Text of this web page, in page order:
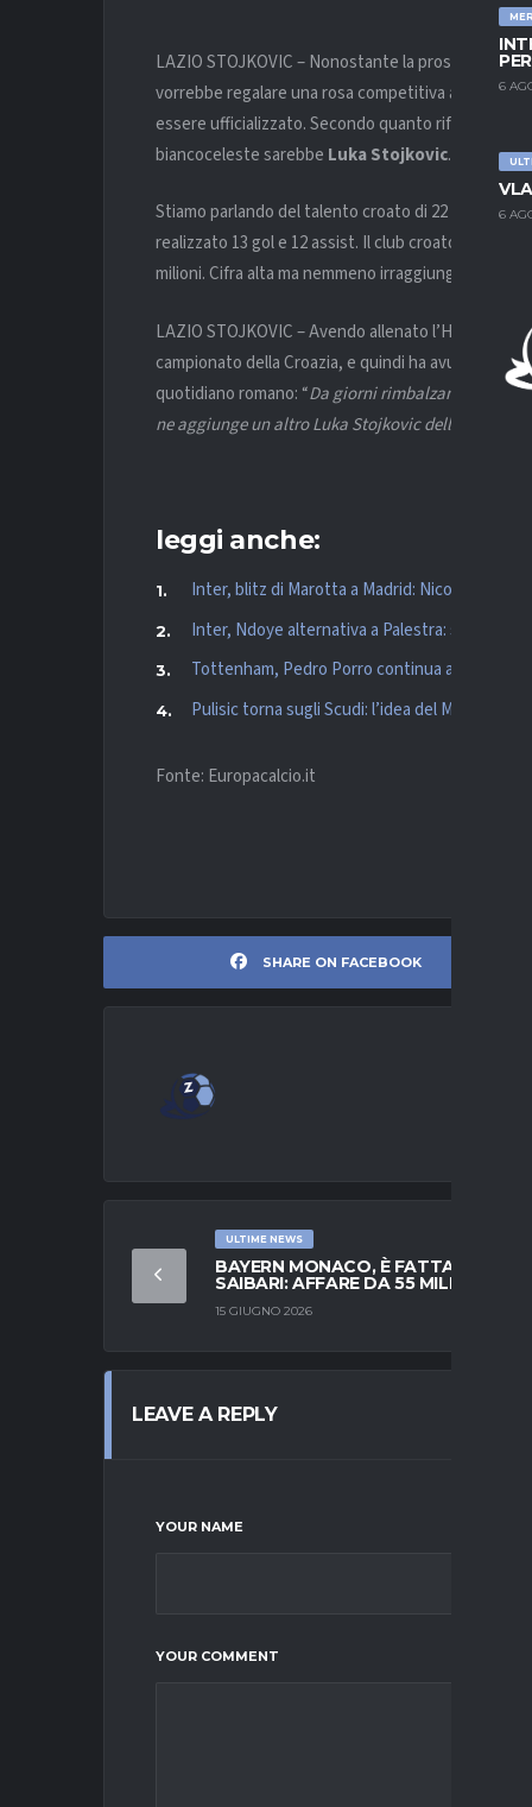
6
6
LAZIO STOJKOVIC – Nonostante la prosecuzione
vorrebbe regalare una rosa competitiva al nuovo
essere ufficializzato. Secondo quanto riferisce
biancoceleste sarebbe Luka Stojkovic.
Stiamo parlando del talento croato di 22 anni e in
realizzato 13 gol e 12 assist. Il club croato
milioni. Cifra alta ma nemmeno irraggiungibile, se
LAZIO STOJKOVIC – Avendo allenato l’Hajduk
campionato della Croazia, e quindi ha avuto già
quotidiano romano: “Da giorni rimbalzano nomi di
ne aggiunge un altro Luka Stojkovic della Dinamo
leggi anche:
Inter, blitz di Marotta a Madrid: Nico Paz e
Inter, Ndoye alternativa a Palestra: su Kayode
Tottenham, Pedro Porro continua ad essere
Pulisic torna sugli Scudi: l’idea del Milan e i
Fonte: Europacalcio.it
SHARE ON FACEBOOK
ULTIME NEWS
BAYERN MONACO, È FATTA PER
SAIBARI: AFFARE DA 55 MILIONI
15 GIUGNO 2026
LEAVE A REPLY
YOUR NAME
YOUR COMMENT